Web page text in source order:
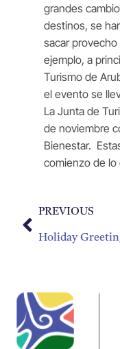
grandes
destinos, se
sacar
ejemplo, a
Turismo de
el evento se
La Junta de
de noviembre
Bienestar.
comienzo de lo
PREVIOUS